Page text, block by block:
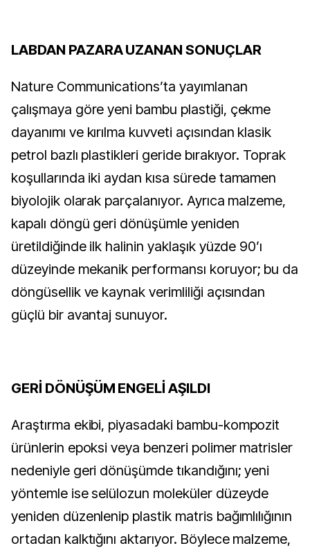
LABDAN PAZARA UZANAN SONUÇLAR
Nature Communications’ta yayımlanan
çalışmaya göre yeni bambu plastiği, çekme
dayanımı ve kırılma kuvveti açısından klasik
petrol bazlı plastikleri geride bırakıyor. Toprak
koşullarında iki aydan kısa sürede tamamen
biyolojik olarak parçalanıyor. Ayrıca malzeme,
kapalı döngü geri dönüşümle yeniden
üretildiğinde ilk halinin yaklaşık yüzde 90’ı
düzeyinde mekanik performansı koruyor; bu da
döngüsellik ve kaynak verimliliği açısından
güçlü bir avantaj sunuyor.
GERİ DÖNÜŞÜM ENGELİ AŞILDI
Araştırma ekibi, piyasadaki bambu-kompozit
ürünlerin epoksi veya benzeri polimer matrisler
nedeniyle geri dönüşümde tıkandığını; yeni
yöntemle ise selülozun moleküler düzeyde
yeniden düzenlenip plastik matris bağımlılığının
ortadan kalktığını aktarıyor. Böylece malzeme,